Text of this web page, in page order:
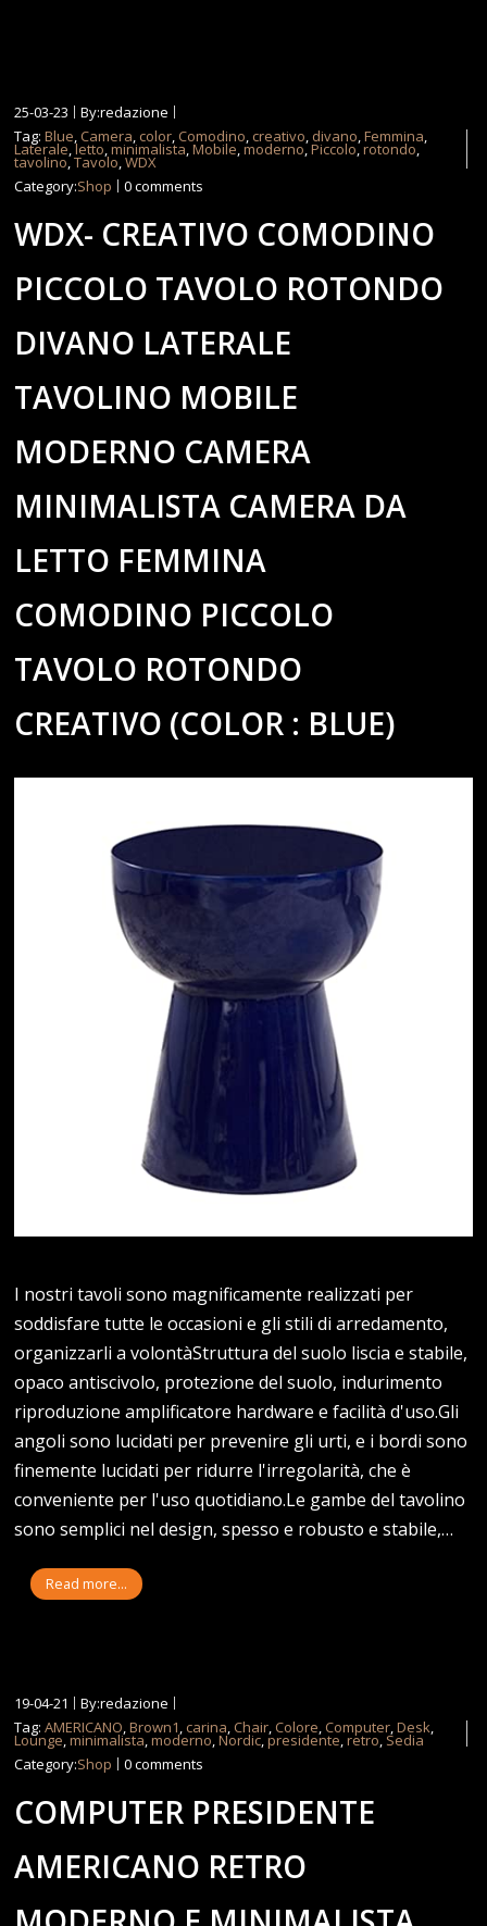
25-03-23
By:redazione
Tag:Blue, Camera, color, Comodino, creativo, divano,Femmina,
Laterale,letto,minimalista,Mobile,moderno,Piccolo,rotondo,
tavolino,Tavolo,WDX
Category:Shop 0 comments
WDX- CREATIVO COMODINO
PICCOLO TAVOLO ROTONDO
DIVANO LATERALE
TAVOLINO MOBILE
MODERNO CAMERA
MINIMALISTA CAMERA DA
LETTO FEMMINA
COMODINO PICCOLO
TAVOLO ROTONDO
CREATIVO (COLOR : BLUE)
I nostri tavoli sono magnificamente realizzati per
soddisfare tutte le occasioni e gli stili di arredamento,
organizzarli a volontàStruttura del suolo liscia e stabile,
opaco antiscivolo, protezione del suolo, indurimento
riproduzione amplificatore hardware e facilità d'uso.Gli
angoli sono lucidati per prevenire gli urti, e i bordi sono
finemente lucidati per ridurre l'irregolarità, che è
conveniente per l'uso quotidiano.Le gambe del tavolino
sono semplici nel design, spesso e robusto e stabile,…
Read more...
19-04-21
By:redazione
Tag:AMERICANO,Brown1, carina, Chair, Colore, Computer,Desk,
Lounge,minimalista,moderno,Nordic,presidente,retro, Sedia
Category:Shop 0 comments
COMPUTER PRESIDENTE
AMERICANO RETRO